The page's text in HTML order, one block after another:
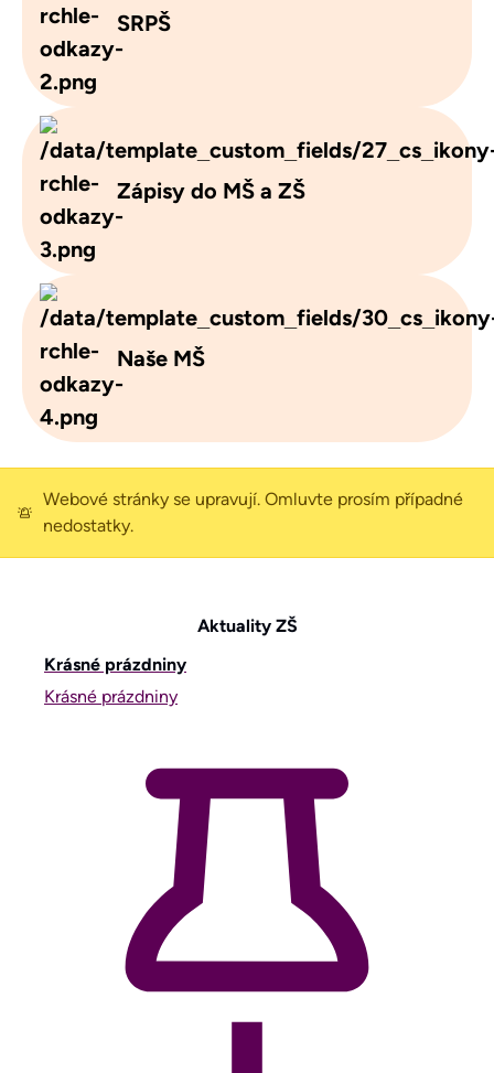
SRPŠ
Zápisy do MŠ a ZŠ
Naše MŠ
Webové stránky se upravují. Omluvte prosím případné
nedostatky.
Základní škola a Mateřská škola Tovačov
Aktuality ZŠ
Krásné prázdniny
Krásné prázdniny